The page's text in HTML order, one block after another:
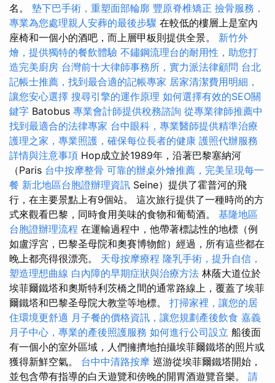
名。 墊下巴手術，重塑面部輪廓 豐原脊椎矯正 撿骨服務，
專業為您處理親人安葬的最後步驟 在較低的樓層上是室內
座椅和一個小的酒吧，而上層甲板則提供全景。 新竹外
燴，提供獨特的餐飲體驗 不鏽鋼流理台的耐用性，助您打
造完美廚房 台灣前十大律師事務所，實力派法律顧問 台北
記帳士推薦，找到最合適的記帳專家 居家清潔費用明細，
讓您安心選擇 搜尋引擎的運作原理 如何選擇有效的SEO關
鍵字 Batobus 專業會計師提供稅務諮詢 從專業律師推薦中
找到最適合的法律專家 台中眼科，專業醫師提供精準治療
護理之家，專業照護，確保每位長者的健康 護照代辦服務
詳情與注意事項 Hop成立於1989年，沿著巴黎塞納河
（Paris 台中按摩整骨 可靠的辦桌外燴推薦，完美呈現每一
餐 新北地區台胞證辦理資訊 Seine）提供了霍普河的飛
行，在主要景點上有9個站。 這次旅行提供了一種時尚的方
式來觀看巴黎，同時食用美味的食物和葡萄酒。 基隆地區
台胞證辦理流程 在運輸過程中，他帶著標誌性的地標（例
如盧浮宮，巴黎圣母院和奧賽博物館）經過，所有這些都在
晚上都亮得很漂亮。 天母按摩療程 隆乳手術，提升自信，
塑造理想曲線 白內障的早期症狀與治療方法 林蔭大道位於
埃菲爾鐵塔和奧斯特利茨橋之間的通常路線上，覆蓋了埃菲
爾鐵塔和巴黎圣母院大教堂等地標。 打掃家裡，讓您的居
住環境更舒適 月子餐的價格資訊，讓您規劃產後飲食 嘉義
月子中心，專業的產後照護服務 如何進行公司設立 船後面
有一個小的室外區域，人們擁擠地拍攝埃菲爾鐵塔的照片或
獲得新鮮空氣。 台中中清路按摩 巡游從埃菲爾鐵塔開始，
並包含帶有指導的白天遊覽和傍晚的開胃酒遊覽音樂。 請